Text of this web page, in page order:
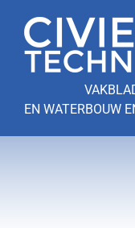
naar
inhoud
EN WATERBOUW